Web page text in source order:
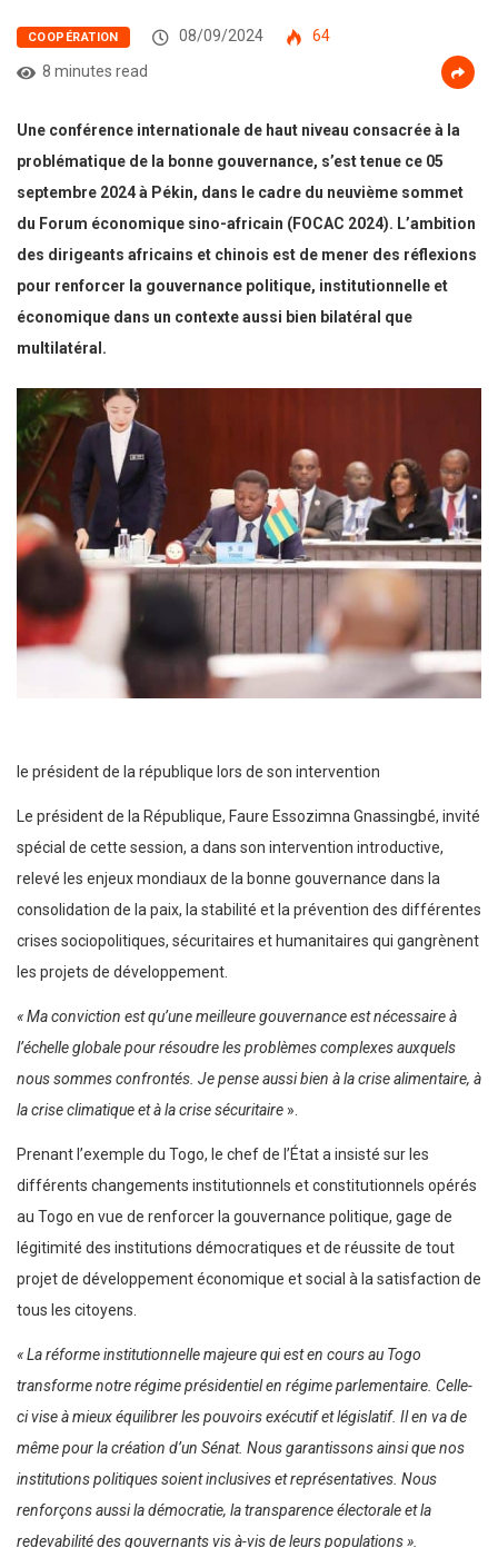
COOPÉRATION 08/09/2024
64
8 minutes read
Une conférence internationale de haut niveau consacrée à la
problématique de la bonne gouvernance, s’est tenue ce 05
septembre 2024 à Pékin, dans le cadre du neuvième sommet
du Forum économique sino-africain (FOCAC 2024). L’ambition
des dirigeants africains et chinois est de mener des réflexions
pour renforcer la gouvernance politique, institutionnelle et
économique dans un contexte aussi bien bilatéral que
multilatéral.
le président de la république lors de son intervention
Le président de la République, Faure Essozimna Gnassingbé, invité
spécial de cette session, a dans son intervention introductive,
relevé les enjeux mondiaux de la bonne gouvernance dans la
consolidation de la paix, la stabilité et la prévention des différentes
crises sociopolitiques, sécuritaires et humanitaires qui gangrènent
les projets de développement.
« Ma conviction est qu’une meilleure gouvernance est nécessaire à
l’échelle globale pour résoudre les problèmes complexes auxquels
nous sommes confrontés. Je pense aussi bien à la crise alimentaire, à
la crise climatique et à la crise sécuritaire ».
Prenant l’exemple du Togo, le chef de l’État a insisté sur les
différents changements institutionnels et constitutionnels opérés
au Togo en vue de renforcer la gouvernance politique, gage de
légitimité des institutions démocratiques et de réussite de tout
projet de développement économique et social à la satisfaction de
tous les citoyens.
« La réforme institutionnelle majeure qui est en cours au Togo
transforme notre régime présidentiel en régime parlementaire. Celle-
ci vise à mieux équilibrer les pouvoirs exécutif et législatif. Il en va de
même pour la création d’un Sénat. Nous garantissons ainsi que nos
institutions politiques soient inclusives et représentatives. Nous
renforçons aussi la démocratie, la transparence électorale et la
redevabilité des gouvernants vis à-vis de leurs populations ».